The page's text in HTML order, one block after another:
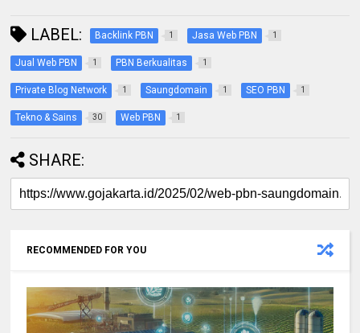
LABEL: Backlink PBN 1 Jasa Web PBN 1
Jual Web PBN 1 PBN Berkualitas 1
Private Blog Network 1 Saungdomain 1 SEO PBN 1
Tekno & Sains 30 Web PBN 1
SHARE:
RECOMMENDED FOR YOU